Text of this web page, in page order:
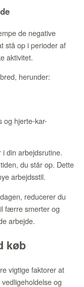
de negative
stå op i perioder af
aktivitet.
herunder:
og hjerte-kar-
din arbejdsrutine.
du står op. Dette
arbejdsstil.
reducerer du
færre smerter og
arbejde.
køb
vigtige faktorer at
og